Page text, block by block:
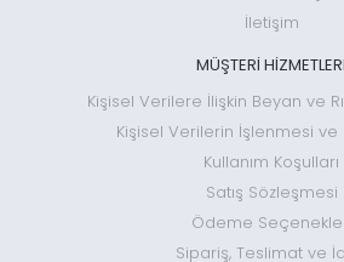
İletişim
MÜŞTERİ HİZMETLERİ
Kişisel Verilere İlişkin Beyan ve
Kişisel Verilerin İşlenmesi ve
Kullanım Koşulları
Satış Sözleşmesi
Ödeme
Sipariş, Teslimat ve